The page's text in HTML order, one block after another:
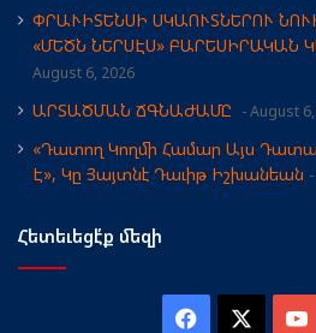
ՓՐԱՒԻՏԵՆՍԻ ՍԿԱՈՒՏՆԵՐՈՒ
«ՄԵԾՆ ՆԵՐՍԷՍ» ԲԱՐԵՍԻՐԱԿԱՆ
August 6, 2026
ԱՐՏԱԾՄԱՆ ՃԳՆԱԺԱՄԸ August
«Դատող Կողմի Համար Այս
Է», Կը Յայտնէ Դաւիթ Իշխանեան
Հետեւեցէ՛ք մեզի
Facebook